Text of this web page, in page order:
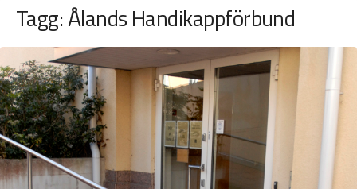
Tagg: Ålands Handikappförbund